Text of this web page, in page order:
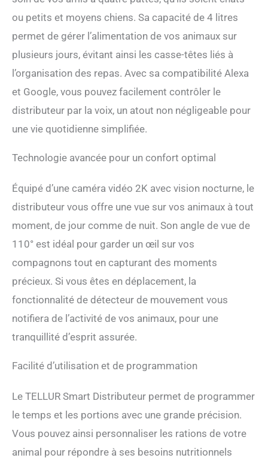
fois. Compatible
uniquement avec les
diamètre des particules est
compris entre 2 mm et 12
heures, les repas et les
portions pour nourrir vos
animaux de compagnie via
l'application Phone Smart.
également des notifications
de nourriture et le temps
journal d'enregistrement
des aliments. FACILE À
avec Tellur Smart App,
SmartLife App, Tuya App
indépendante via Internet,
uniquement avec les
requis. Les applications
prennent en charge jusqu'à
vous pouvez donc avoir une
seule application pour tous
intelligents. CONTRÔLE
VOCAL ET CONTRÔLE À
intégré à votre écosystème
SMART HOME, le
ou petits et moyens chiens. Sa capacité de 4 litres
permet de gérer l’alimentation de vos animaux sur
plusieurs jours, évitant ainsi les casse-têtes liés à
l’organisation des repas. Avec sa compatibilité Alexa
et Google, vous pouvez facilement contrôler le
distributeur par la voix, un atout non négligeable pour
une vie quotidienne simplifiée.
Technologie avancée pour un confort optimal
Équipé d’une caméra vidéo 2K avec vision nocturne, le
distributeur vous offre une vue sur vos animaux à tout
moment, de jour comme de nuit. Son angle de vue de
110° est idéal pour garder un œil sur vos
compagnons tout en capturant des moments
précieux. Si vous êtes en déplacement, la
fonctionnalité de détecteur de mouvement vous
notifiera de l’activité de vos animaux, pour une
tranquillité d’esprit assurée.
Facilité d’utilisation et de programmation
Le TELLUR Smart Distributeur permet de programmer
le temps et les portions avec une grande précision.
Vous pouvez ainsi personnaliser les rations de votre
animal pour répondre à ses besoins nutritionnels